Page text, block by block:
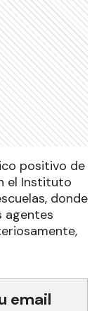
positivo de
el Instituto
donde
agentes
email